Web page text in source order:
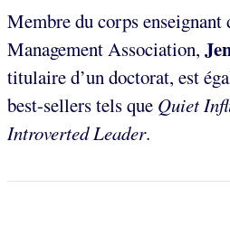
Membre du corps enseignant
Management Association,
titulaire d’un doctorat, est
best-sellers tels que Quiet
Introverted Leader.